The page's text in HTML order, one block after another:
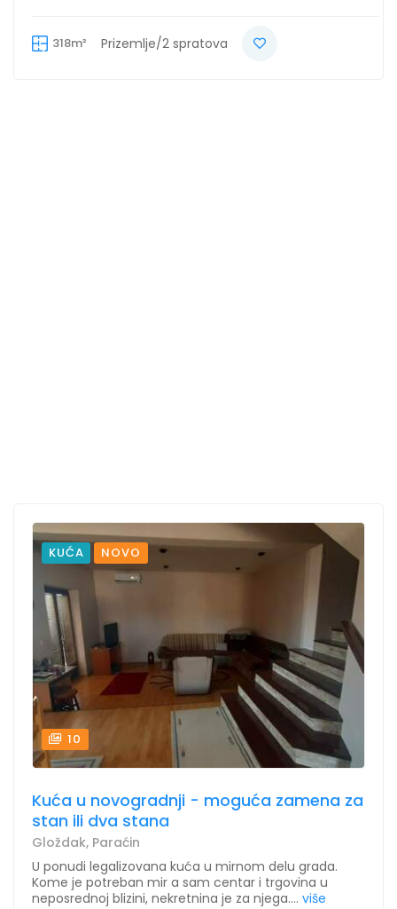
318m² Prizemlje/2 spratova
KUĆA NOVO
10
Kuća u novogradnji - moguća zamena za
stan ili dva stana
Gloždak, Paraćin
U ponudi legalizovana kuća u mirnom delu grada.
Kome je potreban mir a sam centar i trgovina u
neposrednoj blizini, nekretnina je za njega.... više